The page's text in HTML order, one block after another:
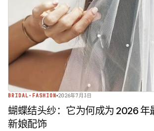
BRIDAL-FASHION 2026年7月3日
蝴蝶结头纱：它为何成为 2026 年
新娘配饰